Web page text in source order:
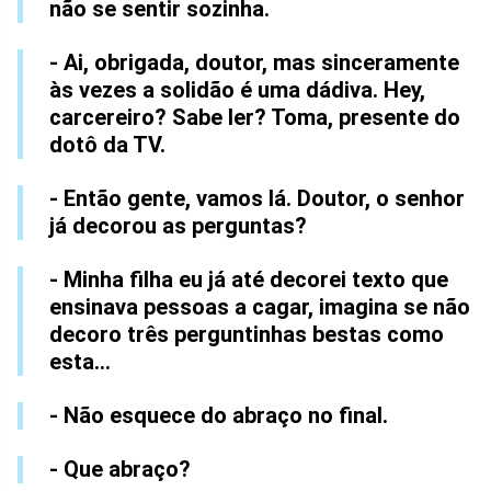
não se sentir sozinha.
- Ai, obrigada, doutor, mas sinceramente
às vezes a solidão é uma dádiva. Hey,
carcereiro? Sabe ler? Toma, presente do
dotô da TV.
- Então gente, vamos lá. Doutor, o senhor
já decorou as perguntas?
- Minha filha eu já até decorei texto que
ensinava pessoas a cagar, imagina se não
decoro três perguntinhas bestas como
esta...
- Não esquece do abraço no final.
- Que abraço?